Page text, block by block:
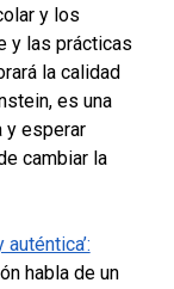
y los
y las prácticas
la calidad
es una
y esperar
cambiar la
habla de un